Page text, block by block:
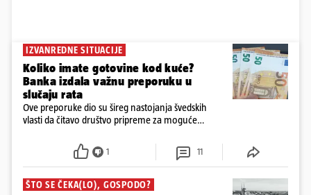
IZVANREDNE SITUACIJE
Koliko imate gotovine kod kuće?
Banka izdala važnu preporuku u
slučaju rata
Ove preporuke dio su šireg nastojanja švedskih
vlasti da čitavo društvo pripreme za moguće
1 11
ŠTO SE ČEKA(LO), GOSPODO?